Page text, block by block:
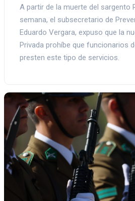
A partir de la muerte del sargento
semana, el subsecretario de
Eduardo Vergara, expuso que la
Privada prohíbe que funcionarios
presten este tipo de servicios.